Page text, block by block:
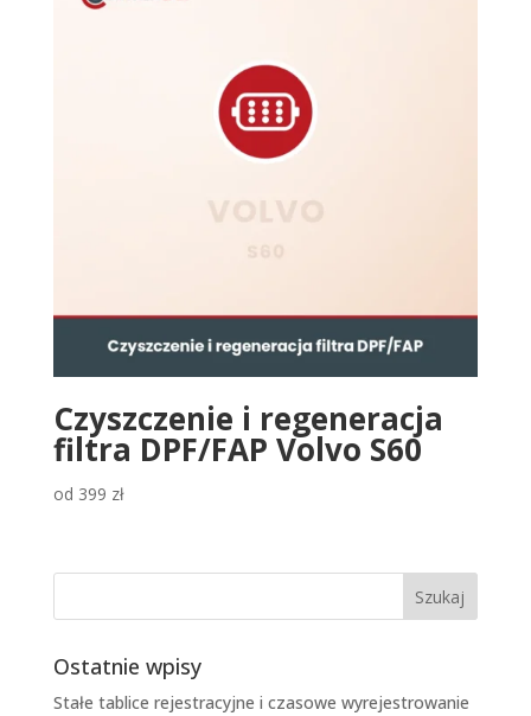
Czyszczenie i regeneracja
filtra DPF/FAP Volvo S60
od 399 zł
Ostatnie wpisy
Stałe tablice rejestracyjne i czasowe wyrejestrowanie